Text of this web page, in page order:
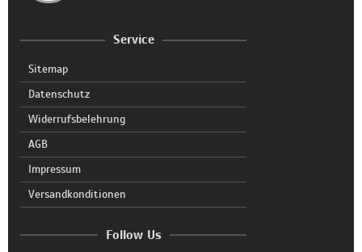
Service
Sitemap
Datenschutz
Widerrufsbelehrung
AGB
Impressum
Versandkonditionen
Follow Us